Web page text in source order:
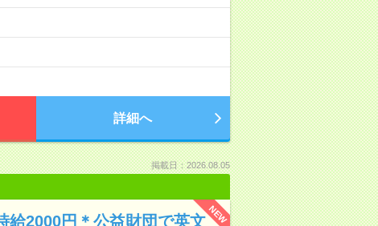
詳細へ
掲載日：2026.08.05
NEW
給2000円＊公益財団で英文